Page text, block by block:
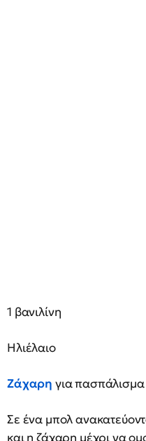
1 βανιλίνη
Ηλιέλαιο
Ζάχαρη για πασπάλισμα
Σε ένα μπολ
και η ζάχαρη μέχρι να